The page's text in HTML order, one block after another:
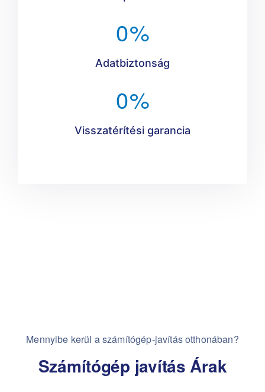
0%
Adatbiztonság
0%
Visszatérítési garancia
Mennyibe kerül a számítógép-javítás otthonában?
Számítógép javítás Árak